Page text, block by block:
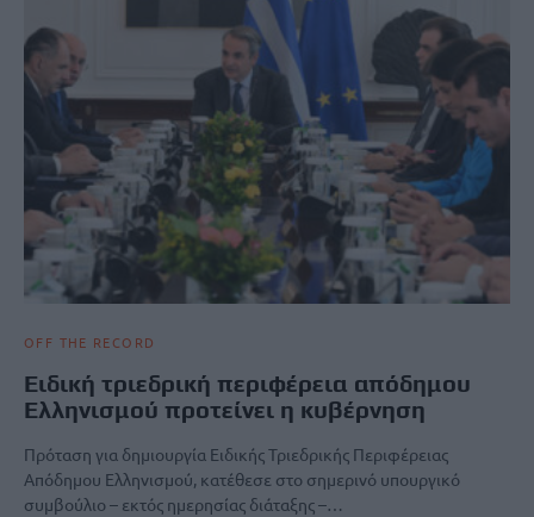
OFF THE RECORD
Ειδική τριεδρική περιφέρεια απόδημου
Ελληνισμού προτείνει η κυβέρνηση
Πρόταση για δημιουργία Ειδικής Τριεδρικής Περιφέρειας
Απόδημου Ελληνισμού, κατέθεσε στο σημερινό υπουργικό
συμβούλιο – εκτός ημερησίας διάταξης –…